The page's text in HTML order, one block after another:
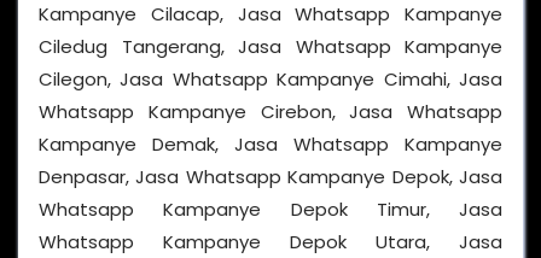
Kampanye Cilacap, Jasa Whatsapp Kampanye
Ciledug Tangerang, Jasa Whatsapp Kampanye
Cilegon, Jasa Whatsapp Kampanye Cimahi, Jasa
Whatsapp Kampanye Cirebon, Jasa Whatsapp
Kampanye Demak, Jasa Whatsapp Kampanye
Denpasar, Jasa Whatsapp Kampanye Depok, Jasa
Whatsapp Kampanye Depok Timur, Jasa
Whatsapp Kampanye Depok Utara, Jasa